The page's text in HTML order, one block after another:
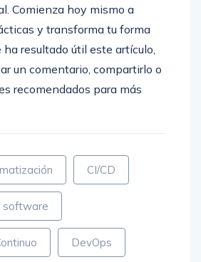
Comienza hoy mismo a
y transforma tu forma
resultado útil este artículo,
un comentario, compartirlo o
recomendados para más
CI/CD
software
DevOps